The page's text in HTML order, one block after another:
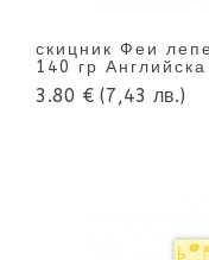
скицник Феи
140 гр
3.80 € (7,43 лв.)